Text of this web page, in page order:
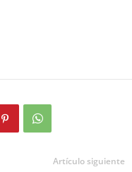
Artículo siguiente